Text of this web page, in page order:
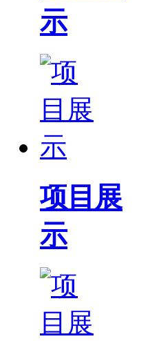
示
项目展
示